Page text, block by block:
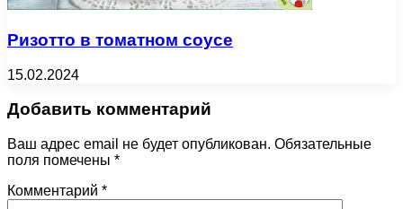
Ризотто в томатном соусе
15.02.2024
Добавить комментарий
Ваш адрес email не будет опубликован. Обязательные
поля помечены *
Комментарий *